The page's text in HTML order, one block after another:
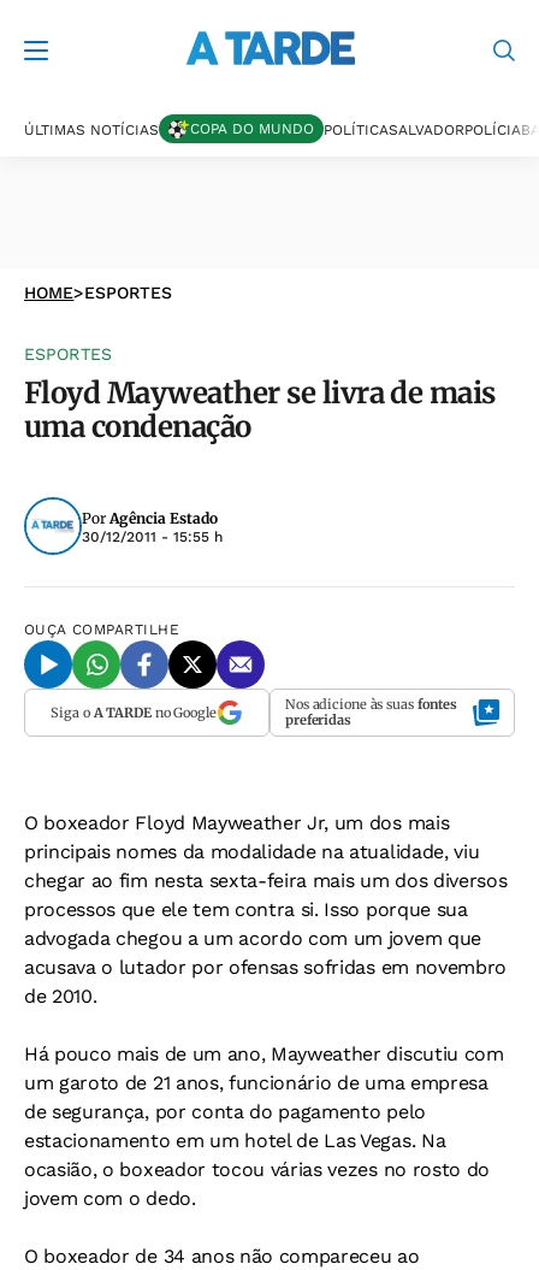
ÚLTIMAS NOTÍCIAS COPA DO MUNDO POLÍTICASALVADORPOLÍCIA
HOME>ESPORTES
ESPORTES
Floyd Mayweather se livra de mais
uma condenação
PorAgência Estado
30/12/2011 - 15:55 h
OUÇA COMPARTILHE
Siga o A TARDEno Google Nos adicione às suas fontes
preferidas
O boxeador Floyd Mayweather Jr, um dos mais
principais nomes da modalidade na atualidade, viu
chegar ao fim nesta sexta-feira mais um dos diversos
processos que ele tem contra si. Isso porque sua
advogada chegou a um acordo com um jovem que
acusava o lutador por ofensas sofridas em novembro
de 2010.
Há pouco mais de um ano, Mayweather discutiu com
um garoto de 21 anos, funcionário de uma empresa
de segurança, por conta do pagamento pelo
estacionamento em um hotel de Las Vegas. Na
ocasião, o boxeador tocou várias vezes no rosto do
jovem com o dedo.
O boxeador de 34 anos não compareceu ao